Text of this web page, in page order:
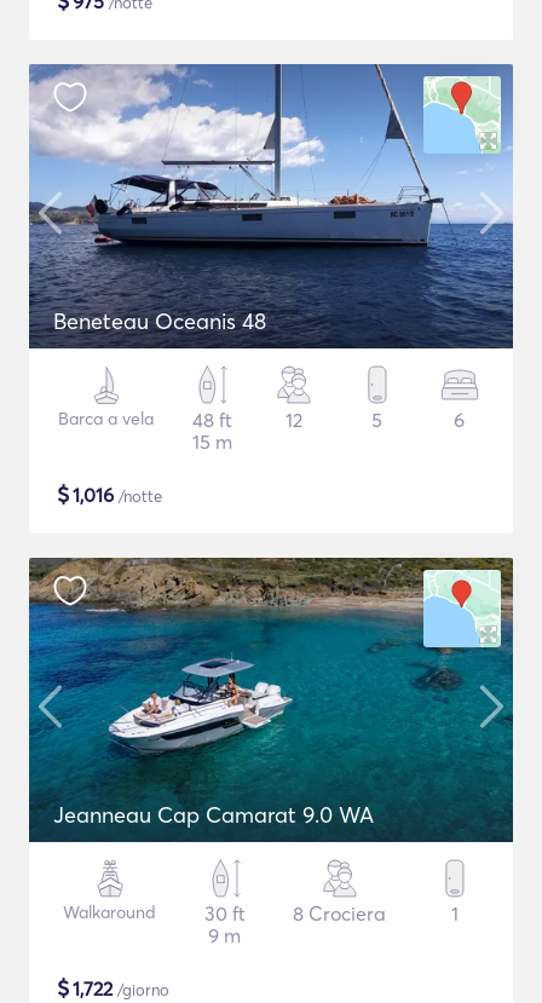
Beneteau Oceanis 48
Barca a vela
48 ft
15 m
12 5 6
$1,016 /notte
Jeanneau Cap Camarat 9.0 WA
Walkaround
30 ft
9 m
8 Crociera 1
$1,722/giorno